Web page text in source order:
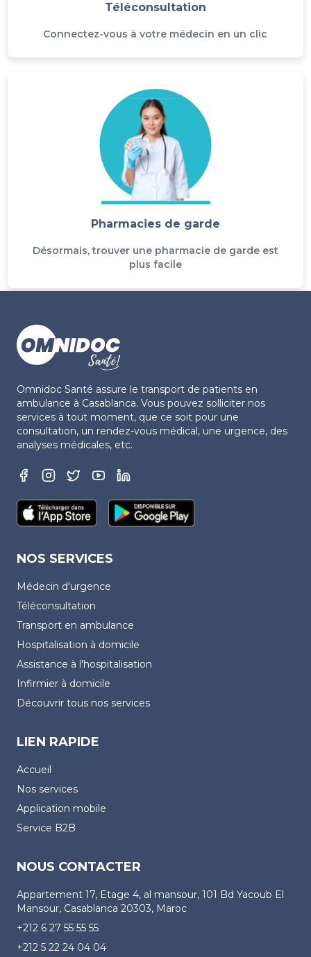
Téléconsultation
Connectez-vous à votre médecin en un clic
Pharmacies de garde
Désormais, trouver une pharmacie de garde est
plus facile
Omnidoc Santé assure le transport de patients en
ambulance à Casablanca. Vous pouvez solliciter nos
services à tout moment, que ce soit pour une
consultation, un rendez-vous médical, une urgence, des
analyses médicales, etc.
NOS SERVICES
Médecin d'urgence
Téléconsultation
Transport en ambulance
Hospitalisation à domicile
Assistance à l'hospitalisation
Infirmier à domicile
Découvrir tous nos services
LIEN RAPIDE
Accueil
Nos services
Application mobile
Service B2B
NOUS CONTACTER
Appartement 17, Etage 4, al mansour, 101 Bd Yacoub El
Mansour, Casablanca 20303, Maroc
+212 6 27 55 55 55
+212 5 22 24 04 04